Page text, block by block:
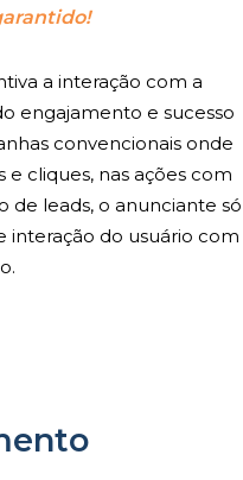
a interação com a
engajamento e sucesso
convencionais onde
e cliques, nas ações com
de leads, o anunciante só
interação do usuário com